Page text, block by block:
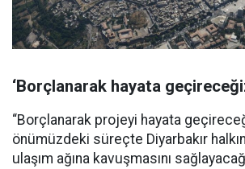
‘Borçlanarak hayata
“Borçlanarak projeyi hayata
önümüzdeki süreçte Diyarbakır
ulaşım ağına kavuşmasını